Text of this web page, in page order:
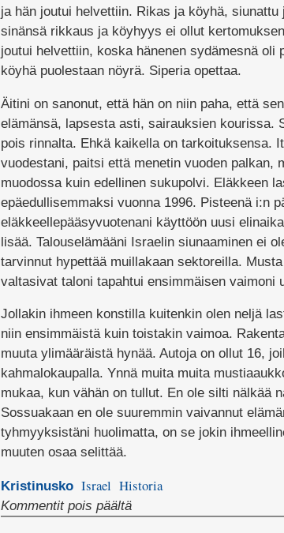
ja hän joutui helvettiin. Rikas ja köyhä,
sinänsä rikkaus ja köyhyys ei ollut
joutui helvettiin, koska hänenen sydämesnä oli
köyhä puolestaan nöyrä. Siperia opettaa.
Äitini on sanonut, että hän on niin paha, että
elämänsä, lapsesta asti, sairauksien kourissa.
pois rinnalta. Ehkä kaikella on tarkoituksensa.
vuodestani, paitsi että menetin vuoden palkan,
muodossa kuin edellinen sukupolvi. Eläkkeen
epäedullisemmaksi vuonna 1996. Pisteenä i:n
eläkkeellepääsyvuotenani käyttöön uusi
lisää. Talouselämääni Israelin siunaaminen ei
tarvinnut hypettää muillakaan sektoreilla.
valtasivat taloni tapahtui ensimmäisen vaimoni
Jollakin ihmeen konstilla kuitenkin olen neljä
niin ensimmäistä kuin toistakin vaimoa.
muuta ylimääräistä hynää. Autoja on ollut 16,
kahmalokaupalla. Ynnä muita muita
mukaa, kun vähän on tullut. En ole silti nälkää
Sossuakaan en ole suuremmin vaivannut
tyhmyyksistäni huolimatta, on se jokin
muuten osaa selittää.
Kristinusko Israel Historia
Kommentit pois päältäartikkelissa